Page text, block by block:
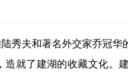
秀夫和著名外交家乔冠华
就了建湖的收藏文化。